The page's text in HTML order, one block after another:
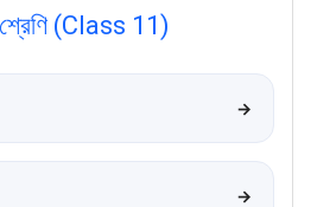
(Class 11)
→
→